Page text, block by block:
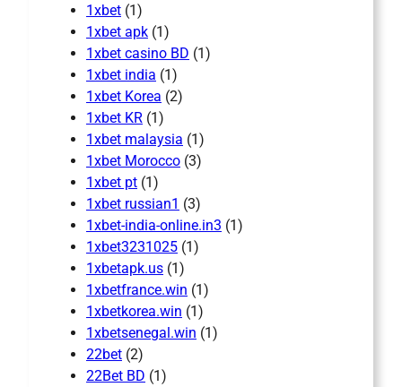
1xbet (1)
1xbet apk (1)
1xbet casino BD (1)
1xbet india (1)
1xbet Korea (2)
1xbet KR (1)
1xbet malaysia (1)
1xbet Morocco (3)
1xbet pt (1)
1xbet russian1 (3)
1xbet-india-online.in3 (1)
1xbet3231025 (1)
1xbetapk.us (1)
1xbetfrance.win (1)
1xbetkorea.win (1)
1xbetsenegal.win (1)
22bet (2)
22Bet BD (1)